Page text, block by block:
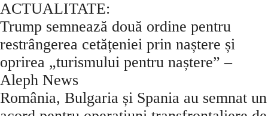
ACTUALITATE:
Trump semnează două ordine pentru
restrângerea cetățeniei prin naștere și
oprirea „turismului pentru naștere” –
Aleph News
România, Bulgaria și Spania au semnat un